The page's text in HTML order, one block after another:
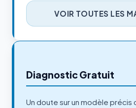
VOIR TOUTES LES
Diagnostic Gratuit
Un doute sur un modèle précis